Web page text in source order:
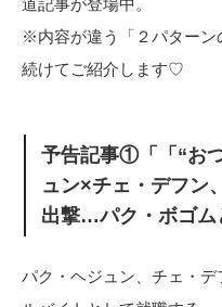
※内容が違う「２パターン
続けてご紹介します♡
予告記事①「「“お
ュン×チェ・デフン
出撃…パク・ボゴム
パク・ヘジュン、チェ・